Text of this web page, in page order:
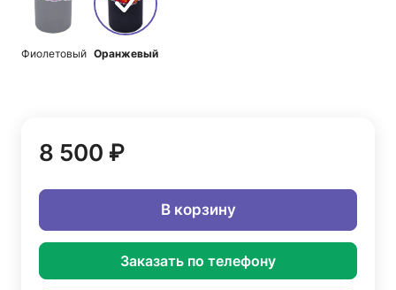
Фиолетовый Оранжевый
8 500 ₽
В корзину
Заказать по телефону